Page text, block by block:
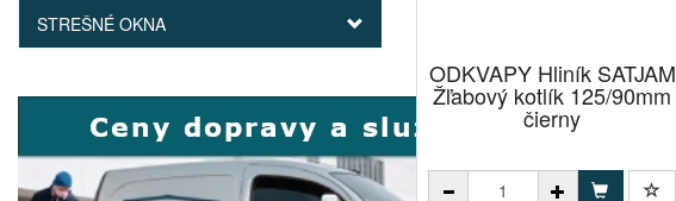
STREŠNÉ OKNA
ODKVAPY Hliník SATJAM
Žľabový kotlík 125/90mm
čierny